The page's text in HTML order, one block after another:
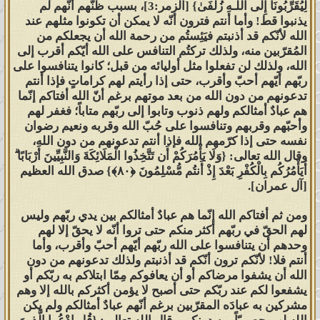
عباد الله المقربين وهم عبادٌ لله أمثالهم
ولهم الحقّ في الله ما لأنبيائه وأوليائه
الصالحين المتنافسين إلى ربهم أيهّم
أقرب، فلا ينبغي لعبدٍ يعبد الله وحده لا
شريك له ومن ثم يتنازل عن المنافسة
في حبّ الله وقربه لأنبيائه وأوليائه
العابدين، أم تجدونهم تَفضّلوا بالله
لأحدهم أن يكون هو الأقرب؟ فقربةً إلى
من تتفضلون بالله الحقّ! فماذا بعد الحقّ
إلا الضلال؟ قل هاتوا برهانكم إن كنتم
صادقين؟ بل إنكم لكاذبون يا عبيدَ عباد
الله المقربين، فتذكّروا قول الله تعالى:
{أُولَـٰئِكَ الَّذِينَ يَدْعُونَ يَبْتَغُونَ إِلَىٰ رَبِّهِمُ
الْوَسِيلَةَ أَيُّهُمْ أَقْرَبُ وَيَرْجُونَ رَحْمَتَهُ
وَيَخَافُونَ عَذَابَهُ ۚ إِنَّ عَذَابَ رَبِّكَ كَانَ
مَحْذُورًا ﴿٥٧﴾}
صدق الله العظيم
لِيُقَرِّبُونَا إِلَى اللَّـهِ زُلْفَىٰ} [الزمر:3]، بسبب ظنّهم أنّهم لم
يذنبوا قط! وأما أنتم فترون أنّه لا يمكن أن تكونوا مثلهم عند
الله لأنّكم قد أذنبتم فيَئِستُم من رحمة الله أن يجعلكم من
المُقرّبين منه، ولذلك تركتُم التنافس على الله أيّكم أقرب إلى
الله، ولذلك لن تفعلوا مثل أوليائه من قبل؛ كانوا يتنافسوا على
ربّهم أيّهم أحبّ وأقرب، حتى إذا رأيتم لهم كراماتٍ فإذا أنتم
تدعونهم من دون الله من بعد موتهم برغم أنّ الله أفتاكم إنّما
هم عبادٌ أمثالكم ولهم ذنوب وتابوا إلى ربّهم متاباً؛ فغفر لهم
وأحبّهم وقربهم وتنافسوا على حُبّ الله وقربه ونعيم رضوان
نفسه حتى إذا كرّمهم الله فإذا أنتم تدعونهم من دون الله،
وقال الله تعالى: {وَلَا يَأْمُرَكُمْ أَن تَتَّخِذُوا الْمَلَائِكَةَ وَالنَّبِيِّينَ أَرْبَابًا ۗ
أَيَأْمُرُكُم بِالْكُفْرِ بَعْدَ إِذْ أَنتُم مُّسْلِمُونَ ﴿٨٠﴾} صدق الله العظيم
[آل عمران].
ومن ثم أفتاكم الله إنّما هم عبادٌ أمثالكم بين يدي ربّهم وليس
لهم الحقّ في ربّهم أكثر منكم حتى تروا أنّه لا يحقّ إلا لهم
وحدهم أن يتنافسوا على الله ربّهم أيّهم أحبّ وأقرب، وأما
أنتم فلا! لأنّكم ترون أنّكم قد أذنبتم ولذلك تدعونهم من دون
الله أن يشفوا مرضاكم أو أن يعافوكم مِمّا ابتلاكم به ربّكم أو
يشفعوا لكم عند ربّكم حتى أصبح لا يؤمن أكثركم بالله إلا وهم
مشركين به عبادَه المقرّبين برغم أنّهم عبادٌ أمثالكم ولم يكن